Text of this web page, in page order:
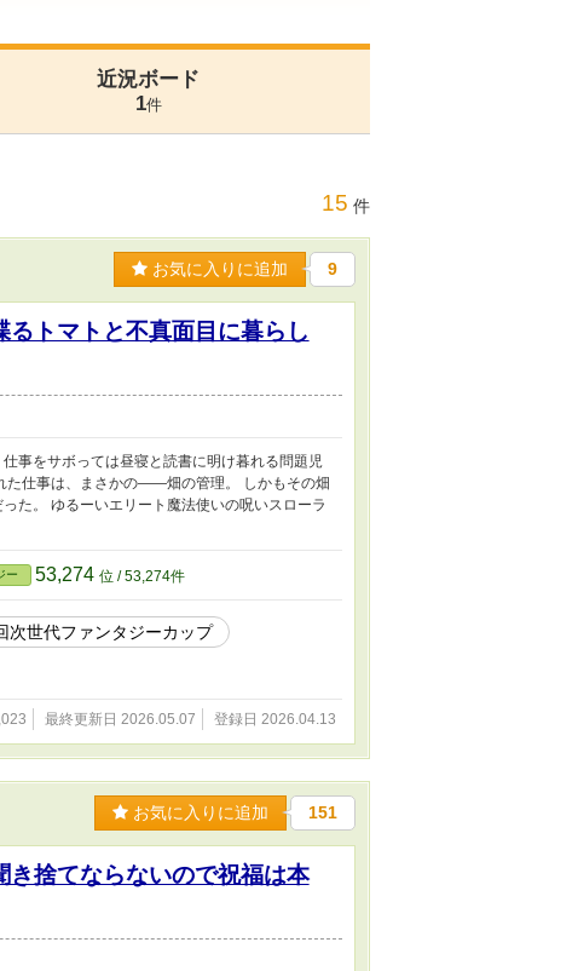
近況ボード
1件
15 件
お気に入りに追加 9
トマトと不真面目に暮らし
事をサボっては昼寝と読書に明け暮れる問題児
た仕事は、まさかの――畑の管理。 しかもその畑
た。 ゆるーいエリート魔法使いの呪いスローラ
ー 53,274 位 / 53,274件
次世代ファンタジーカップ
最終更新日 2026.05.07 登録日 2026.04.13
お気に入りに追加 151
捨てならないので祝福は本